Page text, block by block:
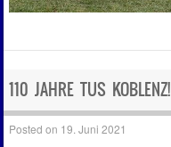
110 JAHRE TUS KOBLENZ!
Posted on 19. Juni 2021